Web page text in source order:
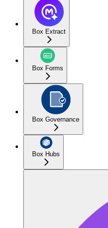
Box Extract
Box Forms
Box Governance
Box Hubs